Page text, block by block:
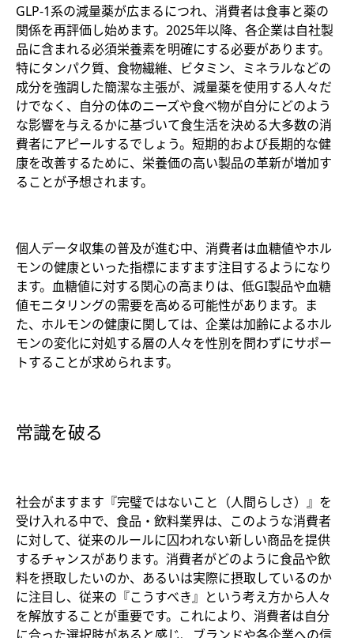
GLP-1系の減量薬が広まるにつれ、消費者は食事と薬の
関係を再評価し始めます。2025年以降、各企業は自社製
品に含まれる必須栄養素を明確にする必要があります。
特にタンパク質、食物繊維、ビタミン、ミネラルなどの
成分を強調した簡潔な主張が、減量薬を使用する人々だ
けでなく、自分の体のニーズや食べ物が自分にどのよう
な影響を与えるかに基づいて食生活を決める大多数の消
費者にアピールするでしょう。短期的および長期的な健
康を改善するために、栄養価の高い製品の革新が増加す
ることが予想されます。
個人データ収集の普及が進む中、消費者は血糖値やホル
モンの健康といった指標にますます注目するようになり
ます。血糖値に対する関心の高まりは、低GI製品や血糖
値モニタリングの需要を高める可能性があります。ま
た、ホルモンの健康に関しては、企業は加齢によるホル
モンの変化に対処する層の人々を性別を問わずにサポー
トすることが求められます。
常識を破る
社会がますます『完璧ではないこと（人間らしさ）』を
受け入れる中で、食品・飲料業界は、このような消費者
に対して、従来のルールに囚われない新しい商品を提供
するチャンスがあります。消費者がどのように食品や飲
料を摂取したいのか、あるいは実際に摂取しているのか
に注目し、従来の『こうすべき』という考え方から人々
を解放することが重要です。これにより、消費者は自分